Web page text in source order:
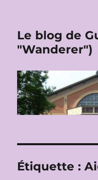
Le blog de
"Wanderer")
Étiquette :